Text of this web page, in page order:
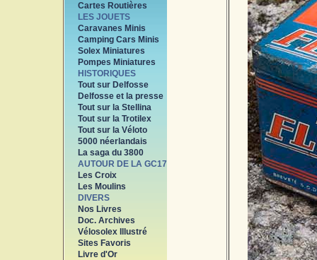
Cartes Routières
LES JOUETS
Caravanes Minis
Camping Cars Minis
Solex Miniatures
Pompes Miniatures
HISTORIQUES
Tout sur Delfosse
Delfosse et la presse
Tout sur la Stellina
Tout sur la Trotilex
Tout sur la Véloto
5000 néerlandais
La saga du 3800
AUTOUR DE LA GC17
Les Croix
Les Moulins
DIVERS
Nos Livres
Doc. Archives
Vélosolex Illustré
Sites Favoris
Livre d'Or